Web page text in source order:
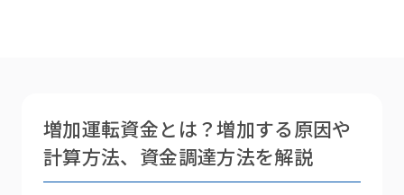
増加運転資金とは？増加する原因や
計算方法、資金調達方法を解説